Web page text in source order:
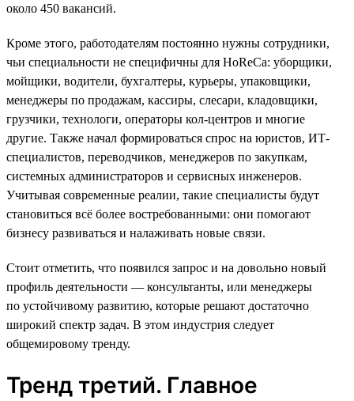
около 450 вакансий.
Кроме этого, работодателям постоянно нужны сотрудники,
чьи специальности не специфичны для HoReCa: уборщики,
мойщики, водители, бухгалтеры, курьеры, упаковщики,
менеджеры по продажам, кассиры, слесари, кладовщики,
грузчики, технологи, операторы кол-центров и многие
другие. Также начал формироваться спрос на юристов, ИТ-
специалистов, переводчиков, менеджеров по закупкам,
системных администраторов и сервисных инженеров.
Учитывая современные реалии, такие специалисты будут
становиться всё более востребованными: они помогают
бизнесу развиваться и налаживать новые связи.
Стоит отметить, что появился запрос и на довольно новый
профиль деятельности — консультанты, или менеджеры
по устойчивому развитию, которые решают достаточно
широкий спектр задач. В этом индустрия следует
общемировому тренду.
Тренд третий. Главное